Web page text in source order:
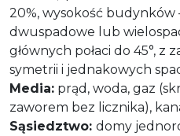
20%, wysokość budynków
dwuspadowe lub
głównych połaci do 45°, z
symetrii i jednakowych
Media: prąd, woda, gaz
zaworem bez licznika),
Sąsiedztwo: domy